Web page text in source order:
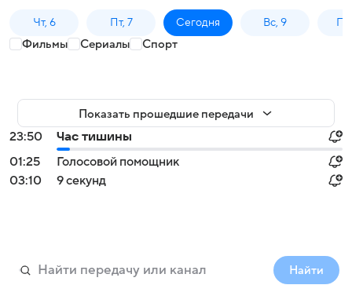
Чт, 6 Пт, 7 Сегодня Вс, 9
Фильмы Сериалы Спорт
Показать прошедшие передачи
23:50
Час тишины
01:25
Голосовой помощник
03:10
9 секунд
Найти